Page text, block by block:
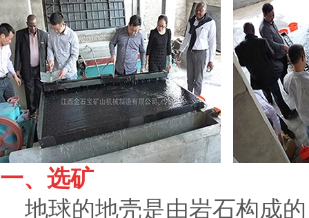
一、选矿
地球的地壳是由岩石构成